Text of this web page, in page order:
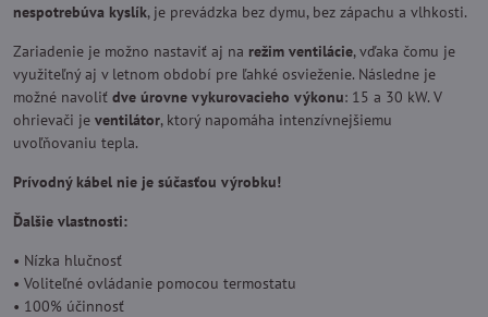
nespotrebúva kyslík, je prevádzka bez dymu, bez zápachu a vlhkosti.
Zariadenie je možno nastaviť aj na režim ventilácie, vďaka čomu je
využiteľný aj v letnom období pre ľahké osvieženie. Následne je
možné navoliť dve úrovne vykurovacieho výkonu: 15 a 30 kW. V
ohrievači je ventilátor, ktorý napomáha intenzívnejšiemu
uvoľňovaniu tepla.
Prívodný kábel nie je súčasťou výrobku!
Ďalšie vlastnosti:
• Nízka hlučnosť
• Voliteľné ovládanie pomocou termostatu
• 100% účinnosť